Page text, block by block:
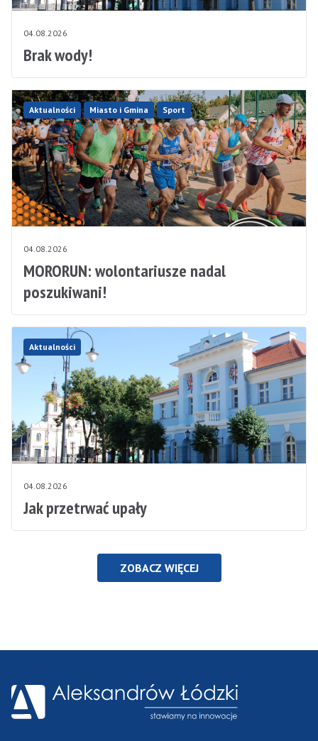
04.08.2026
Brak wody!
Aktualności Miasto i Gmina Sport
04.08.2026
MORORUN: wolontariusze nadal
poszukiwani!
Aktualności
04.08.2026
Jak przetrwać upały
ZOBACZ WIĘCEJ